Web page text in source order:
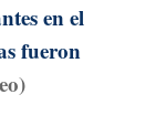
en el
fueron